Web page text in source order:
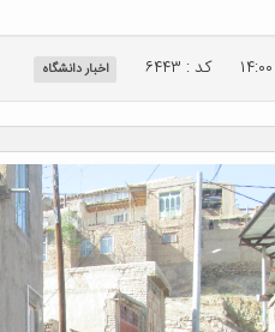
کد : ۶۴۴۳ اخبار دانشگاه